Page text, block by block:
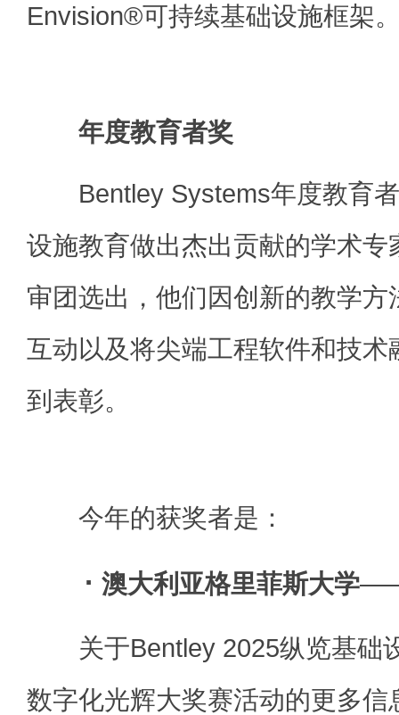
Envision®可持续基础设施框架
年度教育者奖
Bentley Systems年度教育者
设施教育做出杰出贡献的学术专
审团选出，他们因创新的教学
互动以及将尖端工程软件和技术
到表彰。
今年的获奖者是：
· 澳大利亚格里菲斯大学
关于Bentley 2025纵览基础
数字化光辉大奖赛活动的更多信